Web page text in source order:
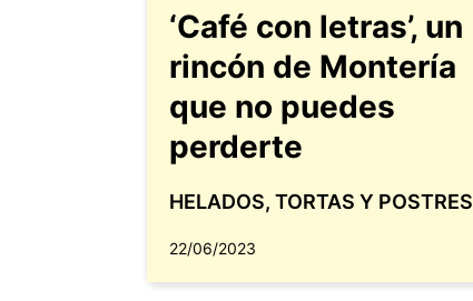
‘Café con letras’, un
rincón de Montería
que no puedes
perderte
HELADOS, TORTAS Y POSTRES
22/06/2023